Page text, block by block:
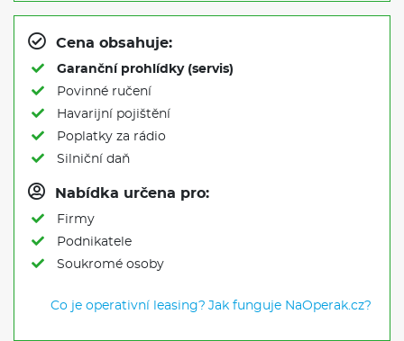
Cena obsahuje:
Garanční prohlídky (servis)
Povinné ručení
Havarijní pojištění
Poplatky za rádio
Silniční daň
Nabídka určena pro:
Firmy
Podnikatele
Soukromé osoby
Co je operativní leasing? Jak funguje NaOperak.cz?